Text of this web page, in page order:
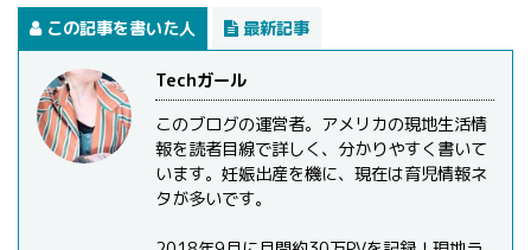
この記事を書いた人 最新記事
Techガール
このブログの運営者。アメリカの現地生活情
報を読者目線で詳しく、分かりやすく書いて
います。妊娠出産を機に、現在は育児情報ネ
タが多いです。